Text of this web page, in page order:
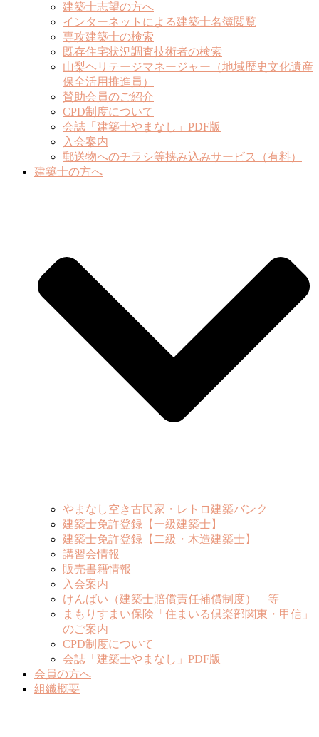
建築士志望の方へ
インターネットによる建築士名簿閲覧
専攻建築士の検索
既存住宅状況調査技術者の検索
山梨ヘリテージマネージャー（地域歴史文化遺産
保全活用推進員）
賛助会員のご紹介
CPD制度について
会誌「建築士やまなし」PDF版
入会案内
郵送物へのチラシ等挟み込みサービス（有料）
建築士の方へ
やまなし空き古民家・レトロ建築バンク
建築士免許登録【一級建築士】
建築士免許登録【二級・木造建築士】
講習会情報
販売書籍情報
入会案内
けんばい（建築士賠償責任補償制度） 等
まもりすまい保険「住まいる倶楽部関東・甲信」
のご案内
CPD制度について
会誌「建築士やまなし」PDF版
会員の方へ
組織概要